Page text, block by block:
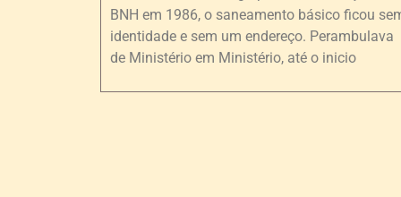
BNH em 1986, o saneamento básico ficou
identidade e sem um endereço. Perambulava
de Ministério em Ministério, até o inicio